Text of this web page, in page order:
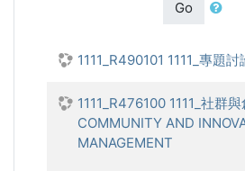
Go
1111_R490101 1111_專題
1111_R476100 1111_社群
COMMUNITY AND
MANAGEMENT